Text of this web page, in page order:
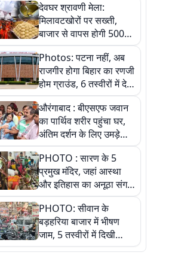
देवघर श्रावणी मेला:
मिलावटखोरों पर सख्ती,
बाजार से वापस होगी 500
किलो संदिग्ध खाद्य सामग्री,
देखें तस्वीरें
Photos: पटना नहीं, अब
राजगीर होगा बिहार का रणजी
होम ग्राउंड, 6 तस्वीरों में देखें
नए स्टेडियम की पूरी कहानी
औरंगाबाद : बीएसएफ जवान
का पार्थिव शरीर पहुंचा घर,
अंतिम दर्शन के लिए उमड़े
लोग
PHOTO : सारण के 5
प्रमुख मंदिर, जहां आस्था
और इतिहास का अनूठा संगम,
तस्वीरों में जानिए
PHOTO: सीवान के
बड़हरिया बाजार में भीषण
जाम, 5 तस्वीरों में दिखी
अव्यवस्था